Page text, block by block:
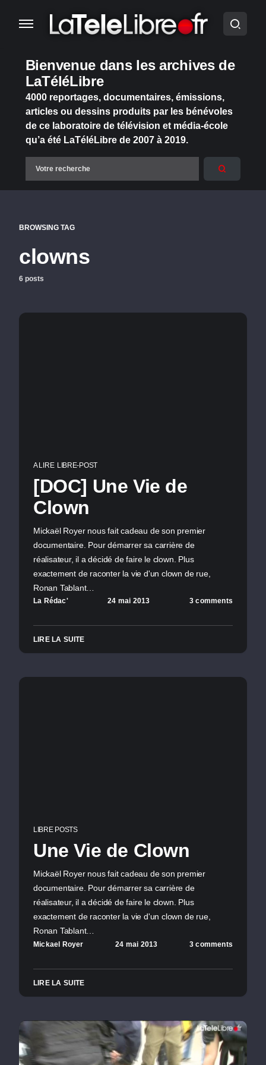
Bienvenue dans les archives de
LaTéléLibre
4000 reportages, documentaires, émissions,
articles ou dessins produits par les bénévoles
de ce laboratoire de télévision et média-école
qu’a été LaTéléLibre de 2007 à 2019.
BROWSING TAG
clowns
6 posts
A LIRE LIBRE-POST
[DOC] Une Vie de
Clown
Mickaël Royer nous fait cadeau de son premier
documentaire. Pour démarrer sa carrière de
réalisateur, il a décidé de faire le clown. Plus
exactement de raconter la vie d'un clown de rue,
Ronan Tablant…
La Rédac' 24 mai 2013 3 comments
LIRE LA SUITE
LIBRE POSTS
Une Vie de Clown
Mickaël Royer nous fait cadeau de son premier
documentaire. Pour démarrer sa carrière de
réalisateur, il a décidé de faire le clown. Plus
exactement de raconter la vie d'un clown de rue,
Ronan Tablant…
Mickael Royer 24 mai 2013 3 comments
LIRE LA SUITE